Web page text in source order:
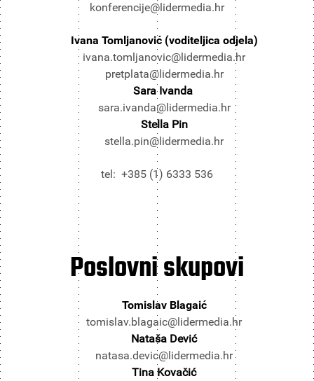
konferencije@lidermedia.hr
Ivana Tomljanović (voditeljica odjela)
ivana.tomljanovic@lidermedia.hr
pretplata@lidermedia.hr
Sara Ivanda
sara.ivanda@lidermedia.hr
Stella Pin
stella.pin@lidermedia.hr
tel: +385 (1) 6333 536
Poslovniskupovi
Tomislav Blagaić
tomislav.blagaic@lidermedia.hr
Nataša Dević
natasa.devic@lidermedia.hr
Tina Kovačić